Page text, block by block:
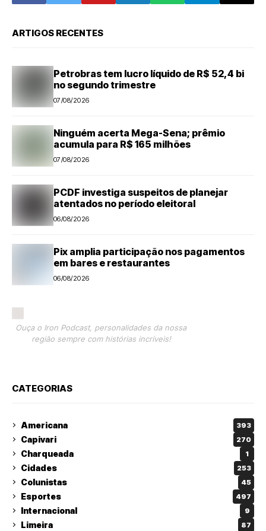
ARTIGOS RECENTES
Petrobras tem lucro líquido de R$ 52,4 bi
no segundo trimestre
07/08/2026
Ninguém acerta Mega-Sena; prêmio
acumula para R$ 165 milhões
07/08/2026
PCDF investiga suspeitos de planejar
atentados no período eleitoral
06/08/2026
Pix amplia participação nos pagamentos
em bares e restaurantes
06/08/2026
Ouça o Iron Podcast, personalidades da nossa
região sempre com histórias incríveis!
CATEGORIAS
Americana 393
Capivari 270
Charqueada 1
Cidades 253
Colunistas 45
Esportes 497
Internacional 9
Limeira 87